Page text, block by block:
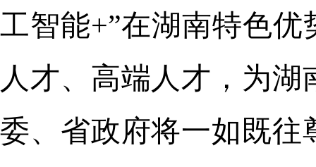
工智能+”在湖南特色
人才、高端人才，为
委、省政府将一如既往